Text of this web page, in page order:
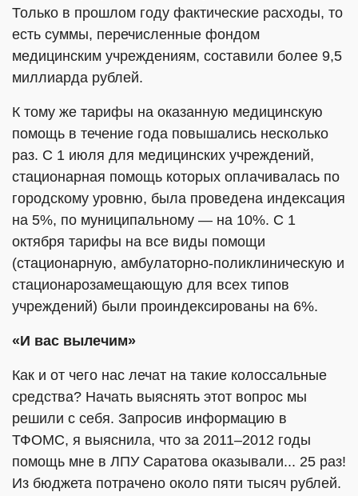
Только в прошлом году фактические расходы, то
есть суммы, перечисленные фондом
медицинским учреждениям, составили более 9,5
миллиарда рублей.
К тому же тарифы на оказанную медицинскую
помощь в течение года повышались несколько
раз. С 1 июля для медицинских учреждений,
стационарная помощь которых оплачивалась по
городскому уровню, была проведена индексация
на 5%, по муниципальному — на 10%. С 1
октября тарифы на все виды помощи
(стационарную, амбулаторно-поликлиническую и
стационарозамещающую для всех типов
учреждений) были проиндексированы на 6%.
«И вас вылечим»
Как и от чего нас лечат на такие колоссальные
средства? Начать выяснять этот вопрос мы
решили с себя. Запросив информацию в
ТФОМС, я выяснила, что за 2011–2012 годы
помощь мне в ЛПУ Саратова оказывали... 25 раз!
Из бюджета потрачено около пяти тысяч рублей.